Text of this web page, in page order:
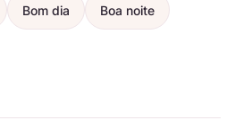
Bom dia Boa noite